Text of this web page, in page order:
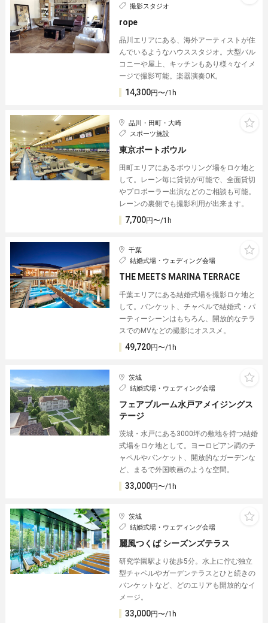
撮影スタジオ
rope
品川エリアにある、海外アーティストが住
んでいるようなハウススタジオ。大型バル
コニーや屋上、キッチンもあり様々なイメ
ージで撮影可能。楽器演奏OK。
14,300円〜/1h
品川・田町・大崎
スポーツ施設
東京ポートボウル
田町エリアにあるボウリング場をロケ地と
して。レーン毎に貸切が可能で、全面貸切
やプロボーラー出演などのご相談も可能。
レーンの裏側でも撮影利用が出来ます。
7,700円〜/1h
千葉
結婚式場・ウェディング会場
THE MEETS MARINA TERRACE
千葉エリアにある結婚式場を撮影ロケ地と
して。バンケット、チャペルで結婚式・パ
ーティーシーンはもちろん、開放的なテラ
スでのMVなどの撮影にオススメ。
49,720円〜/1h
茨城
結婚式場・ウェディング会場
フェアブルーム水戸アメイジングス
テージ
茨城・水戸にある3000坪の敷地を持つ結婚
式場をロケ地として。ヨーロピアン調のチ
ャペルやバンケット、開放的なガーデンな
ど、まるで外国映画のような空間。
33,000円〜/1h
茨城
結婚式場・ウェディング会場
麗風つくば シーズンズテラス
研究学園駅より徒歩5分。水上に佇む独立
型チャペルやガーデンテラスとひと続きの
バンケットなど、どのエリアも開放的なイ
メージ。
33,000円〜/1h